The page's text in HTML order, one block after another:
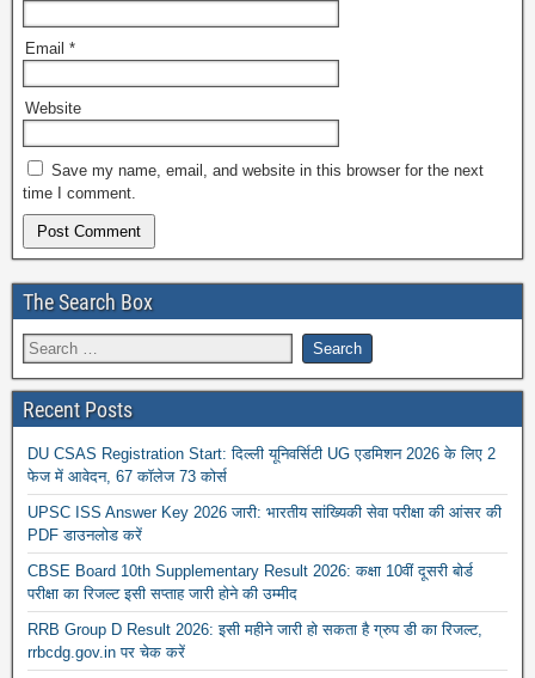
Email *
Website
Save my name, email, and website in this browser for the next
time I comment.
The Search Box
Recent Posts
DU CSAS Registration Start: दिल्ली यूनिवर्सिटी UG एडमिशन 2026 के लिए 2
फेज में आवेदन, 67 कॉलेज 73 कोर्स
UPSC ISS Answer Key 2026 जारी: भारतीय सांख्यिकी सेवा परीक्षा की आंसर की
PDF डाउनलोड करें
CBSE Board 10th Supplementary Result 2026: कक्षा 10वीं दूसरी बोर्ड
परीक्षा का रिजल्ट इसी सप्ताह जारी होने की उम्मीद
RRB Group D Result 2026: इसी महीने जारी हो सकता है ग्रुप डी का रिजल्ट,
rrbcdg.gov.in पर चेक करें